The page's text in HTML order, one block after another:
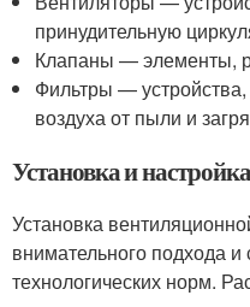
принудительную
Клапаны — элементы,
Фильтры —
воздуха от пыли и
Установка и
Установка
внимательного подхода
технологических норм.